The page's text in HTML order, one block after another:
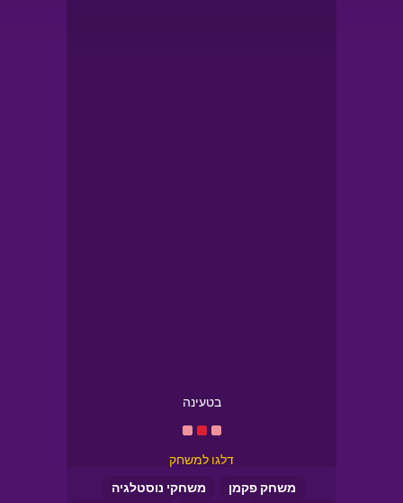
בטעינה
דלגו למשחק
משחק פקמן
משחקי נוסטלגיה